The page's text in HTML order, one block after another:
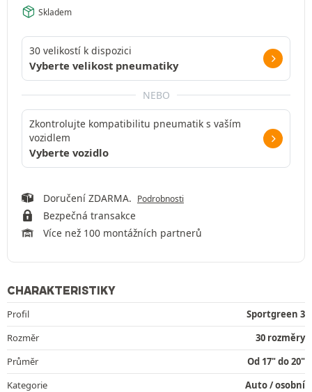
Skladem
30 velikostí k dispozici
Vyberte velikost pneumatiky
NEBO
Zkontrolujte kompatibilitu pneumatik s vaším
vozidlem
Vyberte vozidlo
Doručení ZDARMA. Podrobnosti
Bezpečná transakce
Více než 100 montážních partnerů
CHARAKTERISTIKY
Profil
Sportgreen 3
Rozměr
30 rozměry
Průměr
Od 17" do 20"
Kategorie
Auto / osobní